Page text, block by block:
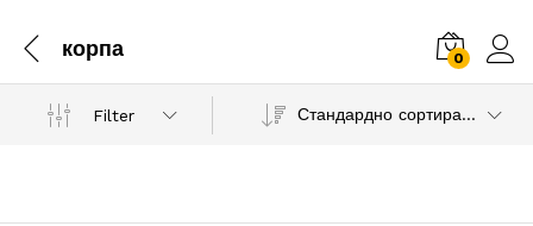
корпа 0
Filter Стандардно сортирање